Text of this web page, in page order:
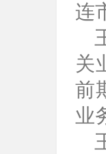
连
关
前
业